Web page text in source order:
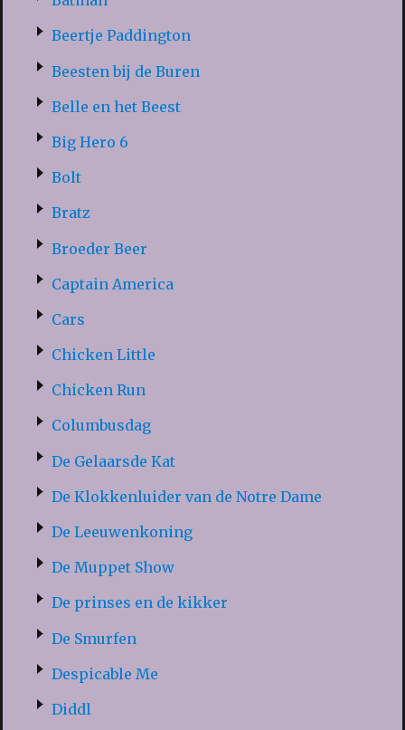
Beertje Paddington
Beesten bij de Buren
Belle en het Beest
Big Hero 6
Bolt
Bratz
Broeder Beer
Captain America
Cars
Chicken Little
Chicken Run
Columbusdag
De Gelaarsde Kat
De Klokkenluider van de Notre Dame
De Leeuwenkoning
De Muppet Show
De prinses en de kikker
De Smurfen
Despicable Me
Diddl